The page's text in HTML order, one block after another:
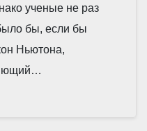
ученые не раз
бы, если бы
Ньютона,